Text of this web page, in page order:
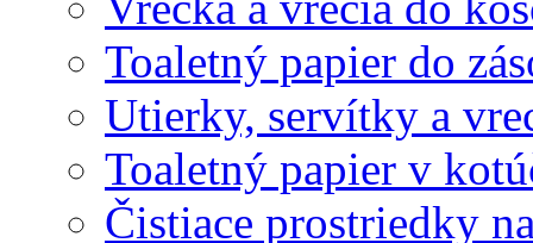
Toaletný papier do
Utierky, servítky a
Toaletný papier v
Čistiace prostriedky